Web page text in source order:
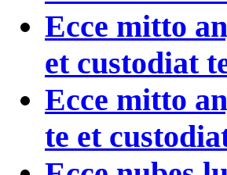
Ecce mitto
et custodiat
Ecce mitto
te et